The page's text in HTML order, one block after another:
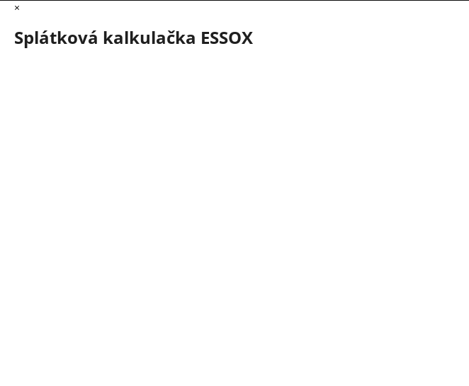
×
Splátková kalkulačka ESSOX